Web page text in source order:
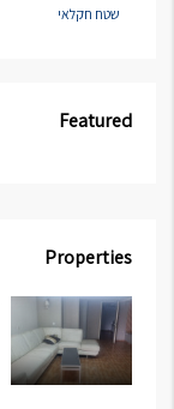
שטח חקלאי
Featured
Properties